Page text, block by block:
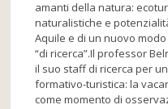
amanti della natura:
naturalistiche e
Aquile e di un nuovo
“di ricerca”.Il professor
il suo staff di ricerca per
formativo-turistica: la
come momento di